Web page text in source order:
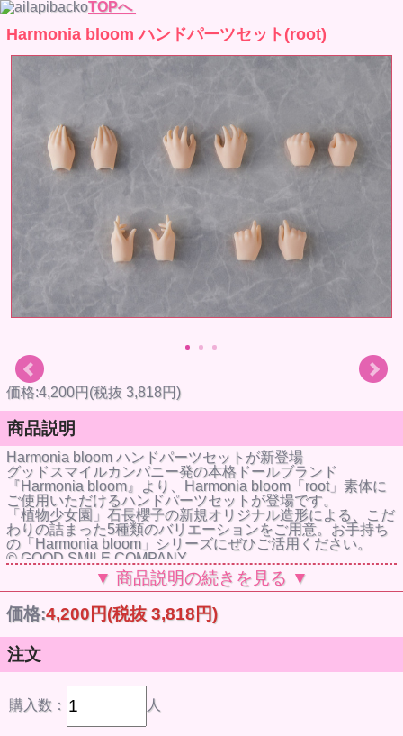
TOPへ
Harmonia bloom ハンドパーツセット(root)
価格:4,200円(税抜 3,818円)
商品説明
Harmonia bloom ハンドパーツセットが新登場
グッドスマイルカンパニー発の本格ドールブランド
『Harmonia bloom』より、Harmonia bloom「root」素体に
ご使用いただけるハンドパーツセットが登場です。
「植物少女園」石長櫻子の新規オリジナル造形による、こだ
わりの詰まった5種類のバリエーションをご用意。お手持ち
の「Harmonia bloom」シリーズにぜひご活用ください。
© GOOD SMILE COMPANY
商品名 Harmonia bloom ハンドパーツセット (root)
発売時期 2022年09月
メーカー名 グッドスマイルカンパニー
作品名 Harmonia bloom
※ 掲載の写真は実際の商品とは多少異なる場合がありま
す。
※ 商品の塗装は彩色工程が手作業になるため、商品個々に
多少の差異があります。予めご了承ください。
※参考画像です。
▼ 商品説明の続きを見る ▼
価格:4,200円(税抜 3,818円)
注文
購入数： 人